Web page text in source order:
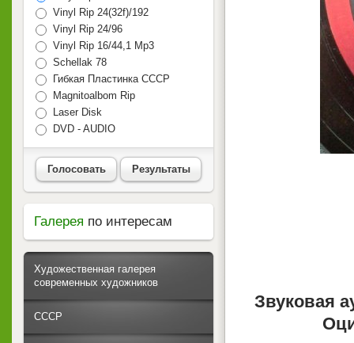
Звуковая
Vinyl Rip 24(32f)/192
Vinyl Rip 24/96
Vinyl Rip 16/44,1 Mp3
Schellak 78
Гибкая Пластинка СССР
Magnitoalbom Rip
Laser Disk
DVD - AUDIO
Голосовать Результаты
Галерея по интересам
Художественная галерея
современных художников
СССР